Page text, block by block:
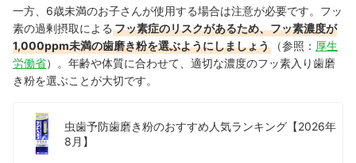
一方、6歳未満のお子さんが使用する場合は注意が必要です。フッ
素の過剰摂取による フッ素症のリスクがあるため、フッ素濃度が
1,000ppm未満の歯磨き粉を選ぶようにしましょう
（参照： 厚生
労働省）。年齢や体質に合わせて、適切な濃度のフッ素入り歯磨
き粉を選ぶことが大切です。
虫歯予防歯磨き粉のおすすめ人気ランキング【2026年
8月】